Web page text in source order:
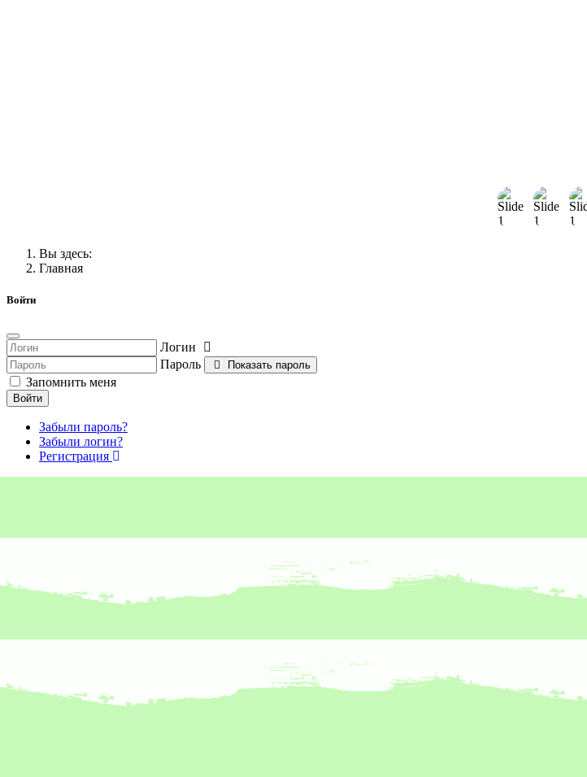
Вы здесь:
Главная
Войти
Логин
Пароль
Показать пароль
Запомнить меня
Войти
Забыли пароль?
Забыли логин?
Регистрация